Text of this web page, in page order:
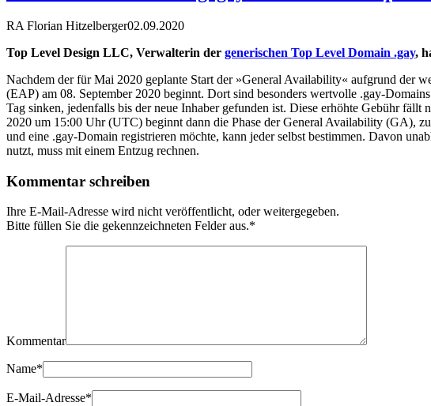
RA Florian Hitzelberger02.09.2020
Top Level Design LLC, Verwalterin der generischen Top Level Domain .gay,
Nachdem der für Mai 2020 geplante Start der »General Availability« aufgrund der
(EAP) am 08. September 2020 beginnt. Dort sind besonders wertvolle .gay-
Tag sinken, jedenfalls bis der neue Inhaber gefunden ist. Diese erhöhte Gebühr
2020 um 15:00 Uhr (UTC) beginnt dann die Phase der General Availability (GA),
und eine .gay-Domain registrieren möchte, kann jeder selbst bestimmen. Davon
nutzt, muss mit einem Entzug rechnen.
Kommentar schreiben
Ihre E-Mail-Adresse wird nicht veröffentlicht, oder weitergegeben.
Bitte füllen Sie die gekennzeichneten Felder aus.*
Kommentar
Name*
E-Mail-Adresse*